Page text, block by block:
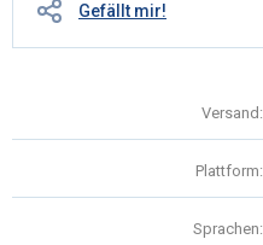
Gefällt mir!
Versand:
Plattform:
Sprachen: